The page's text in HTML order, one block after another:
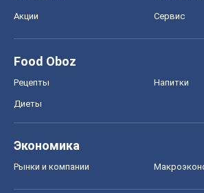
Акции Сервис
Food Oboz
Рецепты Напитки
Диеты
Экономика
Рынки и компании